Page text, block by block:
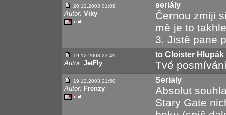
20.12.2003 01:09
Autor: Viky
seriály
Černou zmiji
mě je to
3. Jistě pane
19.12.2003 23:49
Autor: JetFly
to Cloister Hlupák
Tvé
19.12.2003 21:50
Autor: Frenzy
Serialy
Absolut
Stary Gate